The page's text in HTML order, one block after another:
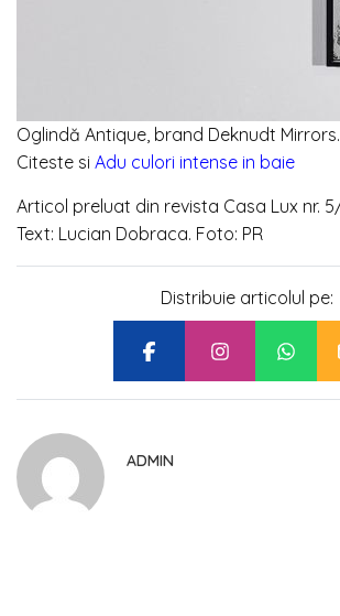
Oglindă Antique, brand Deknudt
Citeste si Adu culori intense in baie
Articol preluat din revista Casa Lux nr.
Text: Lucian Dobraca. Foto: PR
Distribuie articolul pe:
ADMIN